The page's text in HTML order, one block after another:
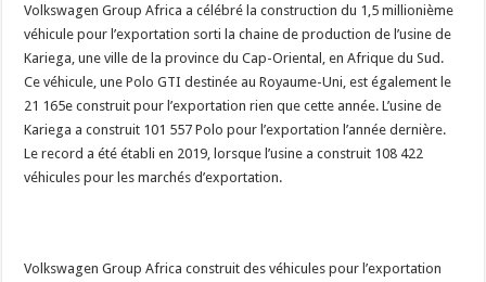
Volkswagen Group Africa a célébré la construction du 1,5 millionième
véhicule pour l’exportation sorti la chaine de production de l’usine de
Kariega, une ville de la province du Cap-Oriental, en Afrique du Sud.
Ce véhicule, une Polo GTI destinée au Royaume-Uni, est également le
21 165e construit pour l’exportation rien que cette année. L’usine de
Kariega a construit 101 557 Polo pour l’exportation l’année dernière.
Le record a été établi en 2019, lorsque l’usine a construit 108 422
véhicules pour les marchés d’exportation.
Volkswagen Group Africa construit des véhicules pour l’exportation